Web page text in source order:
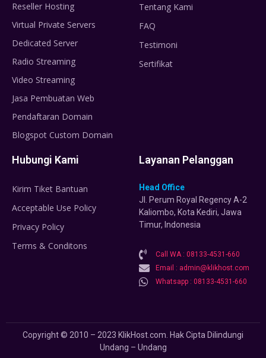
Reseller Hosting
Virtual Private Servers
Dedicated Server
Radio Streaming
Video Streaming
Jasa Pembuatan Web
Pendaftaran Domain
Blogspot Custom Domain
Tentang Kami
FAQ
Testimoni
Sertifikat
Hubungi Kami
Kirim Tiket Bantuan
Acceptable Use Policy
Privacy Policy
Terms & Conditons
Layanan Pelanggan
Head Office
Jl. Perum Royal Regency A-2
Kaliombo, Kota Kediri, Jawa
Timur, Indonesia
Call WA : 08133-4531-660
Email : admin@klikhost.com
Whatsapp : 08133-4531-660
Copyright © 2010 – 2023 KlikHost.com. Hak Cipta Dilindungi
Undang – Undang